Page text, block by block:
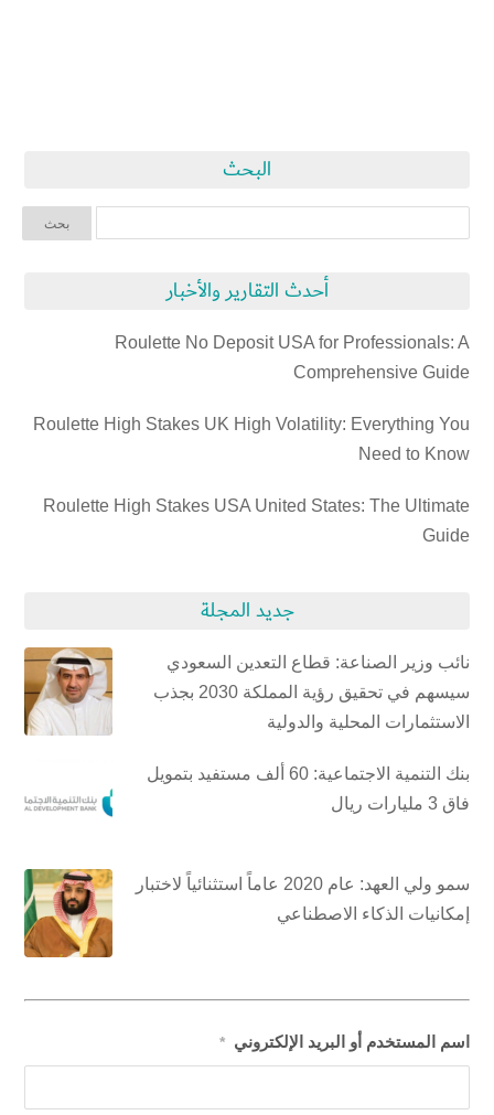
البحث
أحدث التقارير والأخبار
Roulette No Deposit USA for Professionals: A
Comprehensive Guide
Roulette High Stakes UK High Volatility: Everything You
Need to Know
Roulette High Stakes USA United States: The Ultimate
Guide
جديد المجلة
نائب وزير الصناعة: قطاع التعدين السعودي
سيسهم في تحقيق رؤية المملكة 2030 بجذب
الاستثمارات المحلية والدولية
بنك التنمية الاجتماعية: 60 ألف مستفيد بتمويل
فاق 3 مليارات ريال
سمو ولي العهد: عام 2020 عاماً استثنائياً لاختبار
إمكانيات الذكاء الاصطناعي
اسم المستخدم أو البريد الإلكتروني *